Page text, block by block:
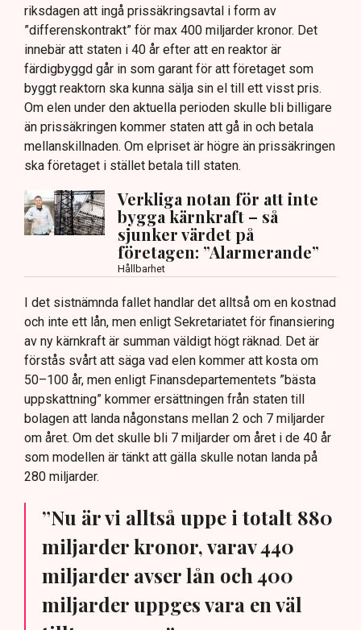
riksdagen att ingå prissäkringsavtal i form av
”differenskontrakt” för max 400 miljarder kronor. Det
innebär att staten i 40 år efter att en reaktor är
färdigbyggd går in som garant för att företaget som
byggt reaktorn ska kunna sälja sin el till ett visst pris.
Om elen under den aktuella perioden skulle bli billigare
än prissäkringen kommer staten att gå in och betala
mellanskillnaden. Om elpriset är högre än prissäkringen
ska företaget i stället betala till staten.
Verkliga notan för att inte
bygga kärnkraft – så
sjunker värdet på
företagen: ”Alarmerande”
Hållbarhet
I det sistnämnda fallet handlar det alltså om en kostnad
och inte ett lån, men enligt Sekretariatet för finansiering
av ny kärnkraft är summan väldigt högt räknad. Det är
förstås svårt att säga vad elen kommer att kosta om
50–100 år, men enligt Finansdepartementets ”bästa
uppskattning” kommer ersättningen från staten till
bolagen att landa någonstans mellan 2 och 7 miljarder
om året. Om det skulle bli 7 miljarder om året i de 40 år
som modellen är tänkt att gälla skulle notan landa på
280 miljarder.
”Nu är vi alltså uppe i totalt 880
miljarder kronor, varav 440
miljarder avser lån och 400
miljarder uppges vara en väl